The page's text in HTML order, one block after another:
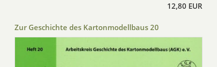
12,80 EUR
Zur Geschichte des Kartonmodellbaus 20